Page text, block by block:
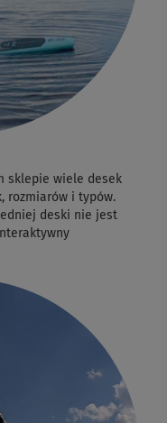
sklepie wiele desek
rozmiarów i typów.
deski nie jest